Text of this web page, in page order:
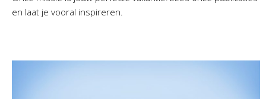
en laat je vooral inspireren.